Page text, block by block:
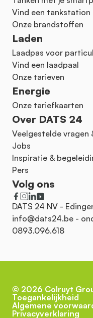
Vind een tankstation
Onze brandstoffen
Laden
Laadpas voor
Vind een laadpaal
Onze tarieven
Energie
Onze tariefkaarten
Over DATS 24
Veelgestelde vragen
Jobs
Inspiratie &
Pers
Volg ons
DATS 24 NV -
info@dats24.be -
0893.096.618
© 2026 Colruyt
Toegankelijkheid
Algemene
Privacyverklaring